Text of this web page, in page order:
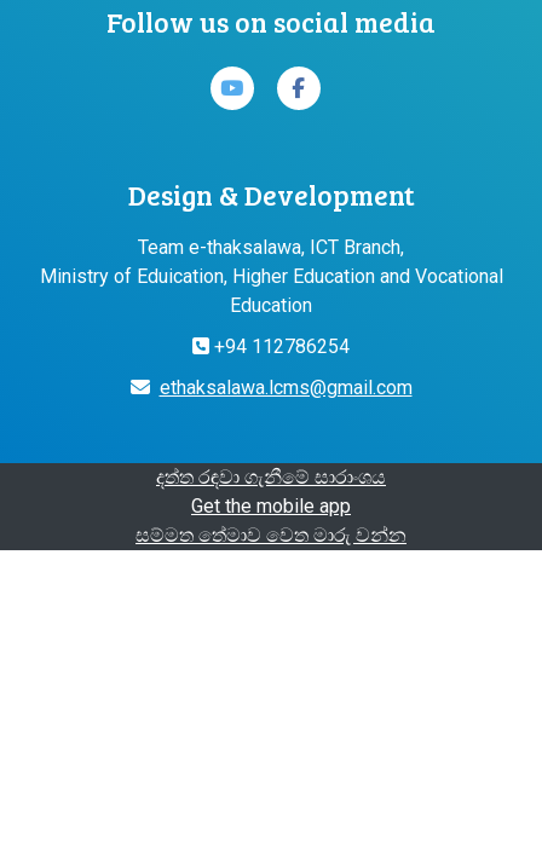
Follow us on social media
Design & Development
Team e-thaksalawa, ICT Branch,
Ministry of Eduication, Higher Education and Vocational
Education
+94 112786254
ethaksalawa.lcms@gmail.com
දත්ත රඳවා ගැනීමේ සාරාංශය
Get the mobile app
සම්මත තේමාව වෙත මාරු වන්න